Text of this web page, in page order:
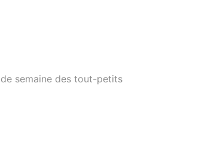
semaine des tout-petits